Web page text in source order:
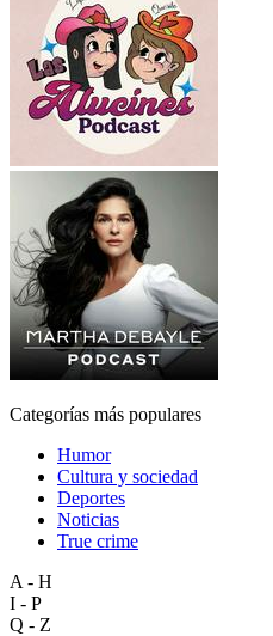
Categorías más populares
Humor
Cultura y sociedad
Deportes
Noticias
True crime
A - H
I - P
Q - Z